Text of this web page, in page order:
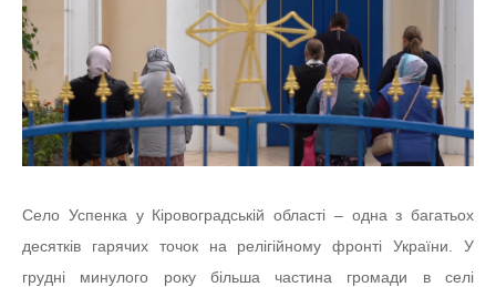
Село Успенка у Кіровоградській області – одна з багатьох
десятків гарячих точок на релігійному фронті України. У
грудні минулого року більша частина громади в селі